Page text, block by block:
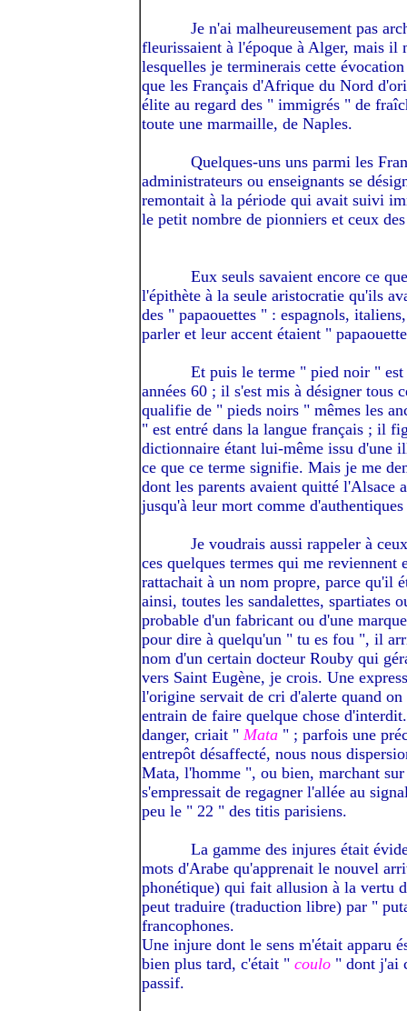
Je n'ai malheureusement pas
fleurissaient à l'époque à Alger, mais il
lesquelles je terminerais cette
que les Français d'Afrique du Nord
élite au regard des " immigrés " de
toute une marmaille, de Naples.
Quelques-uns uns parmi les
administrateurs ou enseignants se
remontait à la période qui avait suivi
le petit nombre de pionniers et ceux
Eux seuls savaient encore ce
l'épithète à la seule aristocratie qu'ils
des " papaouettes " : espagnols,
parler et leur accent étaient "
Et puis le terme " pied noir " est
années 60 ; il s'est mis à désigner
qualifie de " pieds noirs " mêmes les
" est entré dans la langue français ; il
dictionnaire étant lui-même issu d'une
ce que ce terme signifie. Mais je me
dont les parents avaient quitté l'Alsace
jusqu'à leur mort comme
Je voudrais aussi rappeler à
ces quelques termes qui me
rattachait à un nom propre, parce qu'il
ainsi, toutes les sandalettes, spartiates
probable d'un fabricant ou d'une
pour dire à quelqu'un " tu es fou ", il
nom d'un certain docteur Rouby qui
vers Saint Eugène, je crois. Une
l'origine servait de cri d'alerte quand
entrain de faire quelque chose
danger, criait " Mata " ; parfois une
entrepôt désaffecté, nous nous
Mata, l'homme ", ou bien, marchant
s'empressait de regagner l'allée au
peu le " 22 " des titis parisiens.
La gamme des injures était
mots d'Arabe qu'apprenait le nouvel
phonétique) qui fait allusion à la vertu
peut traduire (traduction libre) par "
francophones.
Une injure dont le sens m'était apparu
bien plus tard, c'était " coulo " dont j'ai
passif.